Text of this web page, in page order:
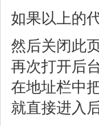
如果以上的
然后关闭此
再次打开后
在地址栏中
就直接进入